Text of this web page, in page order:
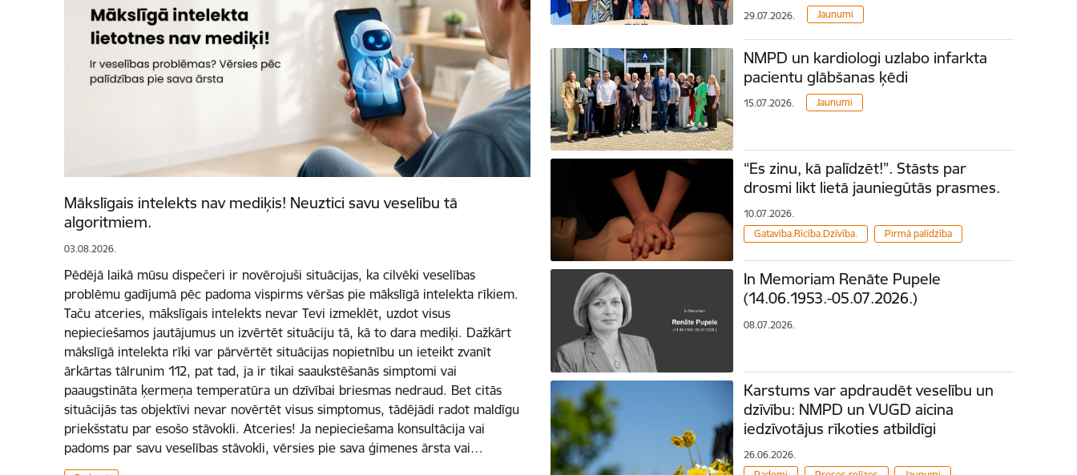
Mākslīgais intelekts nav mediķis! Neuztici savu veselību tā
algoritmiem.
03.08.2026.
Pēdējā laikā mūsu dispečeri ir novērojuši situācijas, ka cilvēki veselības
problēmu gadījumā pēc padoma vispirms vēršas pie mākslīgā intelekta rīkiem.
Taču atceries, mākslīgais intelekts nevar Tevi izmeklēt, uzdot visus
nepieciešamos jautājumus un izvērtēt situāciju tā, kā to dara mediķi. Dažkārt
mākslīgā intelekta rīki var pārvērtēt situācijas nopietnību un ieteikt zvanīt
ārkārtas tālrunim 112, pat tad, ja ir tikai saaukstēšanās simptomi vai
paaugstināta ķermeņa temperatūra un dzīvībai briesmas nedraud. Bet citās
situācijās tas objektīvi nevar novērtēt visus simptomus, tādējādi radot maldīgu
priekšstatu par esošo stāvokli. Atceries! Ja nepieciešama konsultācija vai
padoms par savu veselības stāvokli, vērsies pie sava ģimenes ārsta vai…
29.07.2026. Jaunumi
NMPD un kardiologi uzlabo infarkta
pacientu glābšanas ķēdi
15.07.2026. Jaunumi
“Es zinu, kā palīdzēt!”. Stāsts par
drosmi likt lietā jauniegūtās prasmes.
10.07.2026.
Gatavība.Rīcība.Dzīvība.
Pirmā palīdzība
In Memoriam Renāte Pupele
(14.06.1953.-05.07.2026.)
08.07.2026.
Karstums var apdraudēt veselību un
dzīvību: NMPD un VUGD aicina
iedzīvotājus rīkoties atbildīgi
26.06.2026.